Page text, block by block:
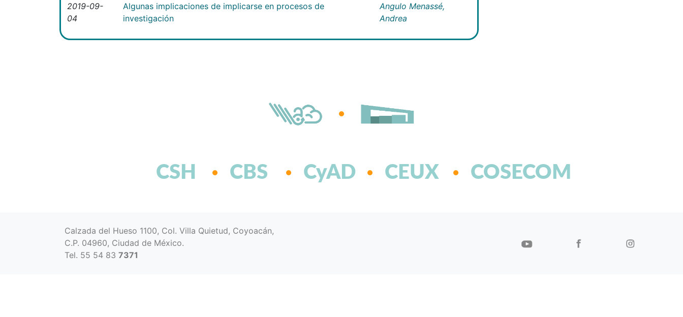
2019-09-
04
Algunas implicaciones de implicarse en procesos de
investigación
Angulo Menassé,
Andrea
CSH CBS CyAD CEUX COSECOM
Calzada del Hueso 1100, Col. Villa Quietud, Coyoacán,
C.P. 04960, Ciudad de México.
Tel. 55 54 83 7371